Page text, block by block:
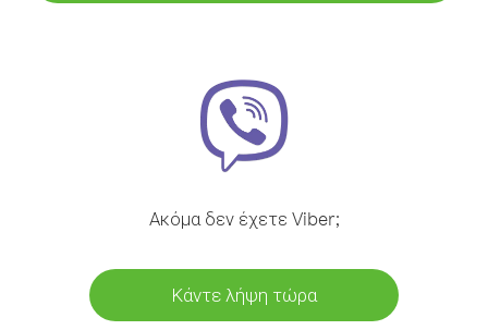
Ακόμα δεν έχετε Viber;
Κάντε λήψη τώρα